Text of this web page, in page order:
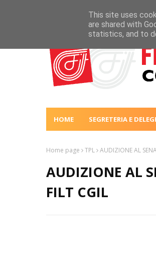
HOME SEGRETERIA E
Home page TPL AUDIZIONE AL
AUDIZIONE AL
FILT CGIL
This site uses
are shared with
statistics, and to